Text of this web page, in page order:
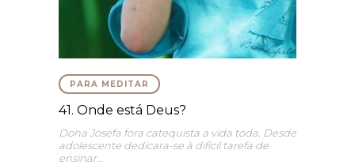
PARA MEDITAR
41. Onde está Deus?
Dona Josefa fora catequista a vida toda. Desde
adolescente dedicara-se à difícil tarefa de
ensinar…